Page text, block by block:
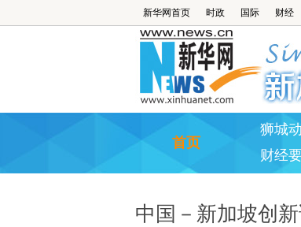
新华网首页 时政 国际 财经
首页
狮城
财经
中国－新加坡创